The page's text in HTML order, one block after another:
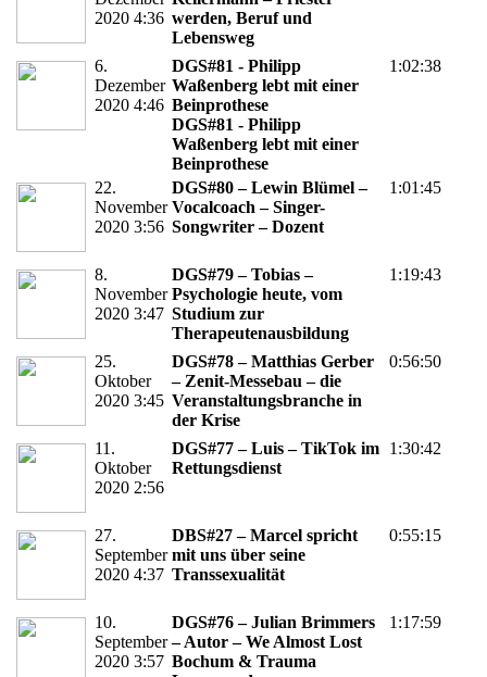
2020 4:36 werden, Beruf und
Lebensweg
6.
Dezember
2020 4:46
DGS#81 - Philipp
Waßenberg lebt mit einer
Beinprothese
DGS#81 - Philipp
Waßenberg lebt mit einer
Beinprothese
1:02:38
22.
November
2020 3:56
DGS#80 – Lewin Blümel –
Vocalcoach – Singer-
Songwriter – Dozent
1:01:45
8.
November
2020 3:47
DGS#79 – Tobias –
Psychologie heute, vom
Studium zur
Therapeutenausbildung
1:19:43
25.
Oktober
2020 3:45
DGS#78 – Matthias Gerber
– Zenit-Messebau – die
Veranstaltungsbranche in
der Krise
0:56:50
11.
Oktober
2020 2:56
DGS#77 – Luis – TikTok im
Rettungsdienst
1:30:42
27.
September
2020 4:37
DBS#27 – Marcel spricht
mit uns über seine
Transsexualität
0:55:15
10.
September
2020 3:57
DGS#76 – Julian Brimmers
– Autor – We Almost Lost
Bochum & Trauma
1:17:59